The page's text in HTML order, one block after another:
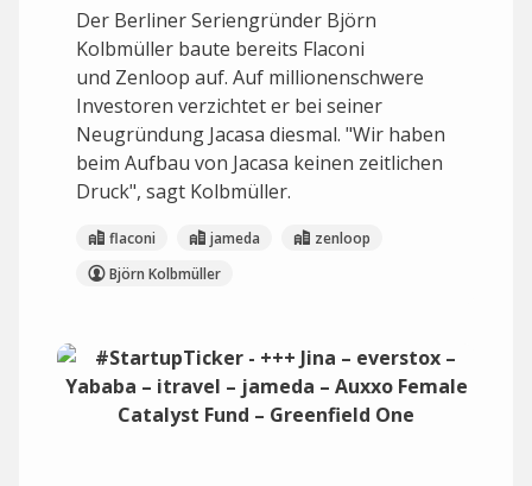
Der Berliner Seriengründer Björn
Kolbmüller baute bereits Flaconi
und Zenloop auf. Auf millionenschwere
Investoren verzichtet er bei seiner
Neugründung Jacasa diesmal. "Wir haben
beim Aufbau von Jacasa keinen zeitlichen
Druck", sagt Kolbmüller.
flaconi jameda
zenloop
Björn Kolbmüller